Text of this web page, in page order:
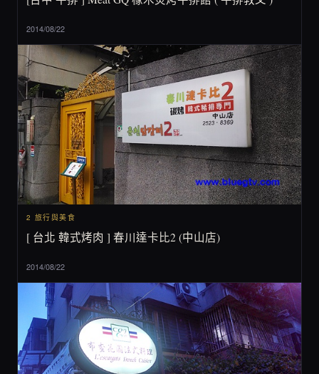
2014/08/22
2 旅行與美食
[ 台北 韓式烤肉 ] 春川達卡比2 (中山店)
2014/08/22